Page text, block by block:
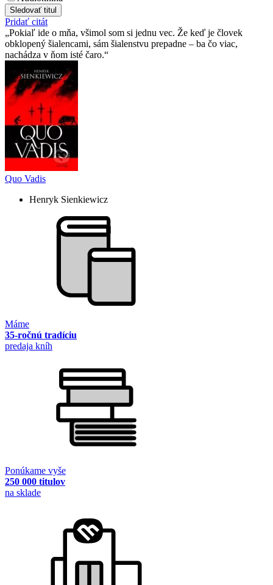
Sledovať titul
Pridať citát
Pokiaľ ide o mňa, všimol som si jednu vec. Že keď je človek
obklopený šialencami, sám šialenstvu prepadne – ba čo viac,
nachádza v ňom isté čaro.
Quo Vadis
Henryk Sienkiewicz
Máme
35-ročnú tradíciu
predaja kníh
Ponúkame vyše
250 000 titulov
na sklade